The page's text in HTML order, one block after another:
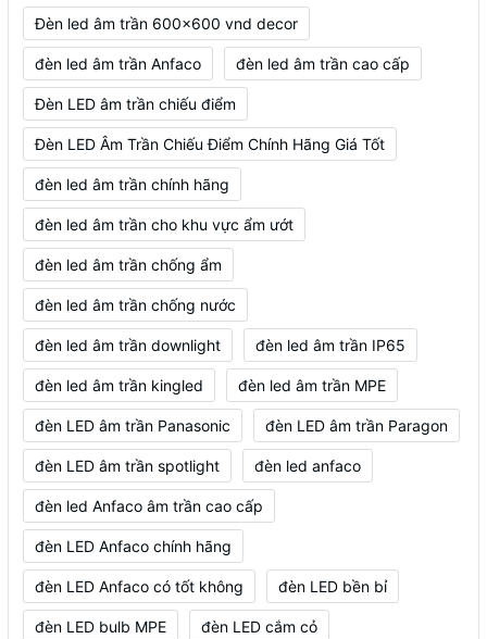
Đèn led âm trần 600x600 vnd decor
đèn led âm trần Anfaco đèn led âm trần cao cấp
Đèn LED âm trần chiếu điểm
Đèn LED Âm Trần Chiếu Điểm Chính Hãng Giá Tốt
đèn led âm trần chính hãng
đèn led âm trần cho khu vực ẩm ướt
đèn led âm trần chống ẩm
đèn led âm trần chống nước
đèn led âm trần downlight đèn led âm trần IP65
đèn led âm trần kingled đèn led âm trần MPE
đèn LED âm trần Panasonic đèn LED âm trần Paragon
đèn LED âm trần spotlight đèn led anfaco
đèn led Anfaco âm trần cao cấp
đèn LED Anfaco chính hãng
đèn LED Anfaco có tốt không đèn LED bền bỉ
đèn LED bulb MPE đèn LED cắm cỏ